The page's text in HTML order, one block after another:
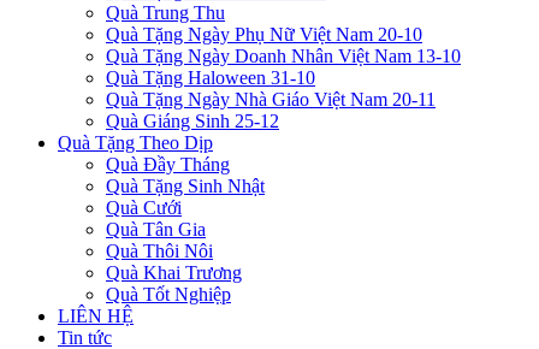
Quà Trung Thu
Quà Tặng Ngày Phụ Nữ Việt Nam 20-10
Quà Tặng Ngày Doanh Nhân Việt Nam 13-10
Quà Tặng Haloween 31-10
Quà Tặng Ngày Nhà Giáo Việt Nam 20-11
Quà Giáng Sinh 25-12
Quà Tặng Theo Dịp
Quà Đầy Tháng
Quà Tặng Sinh Nhật
Quà Cưới
Quà Tân Gia
Quà Thôi Nôi
Quà Khai Trương
Quà Tốt Nghiệp
LIÊN HỆ
Tin tức